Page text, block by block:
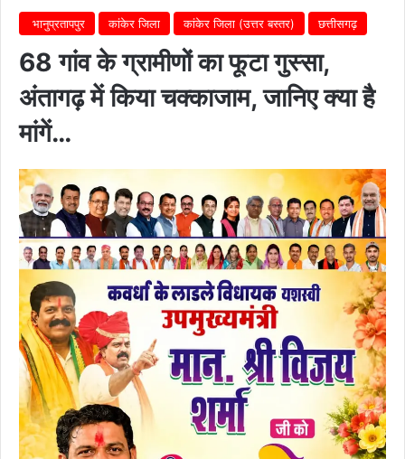
भानुप्रतापपुर कांकेर जिला कांकेर जिला (उत्तर बस्तर) छत्तीसगढ़
68 गांव के ग्रामीणों का फूटा गुस्सा,
अंतागढ़ में किया चक्काजाम, जानिए क्या है
मांगें…